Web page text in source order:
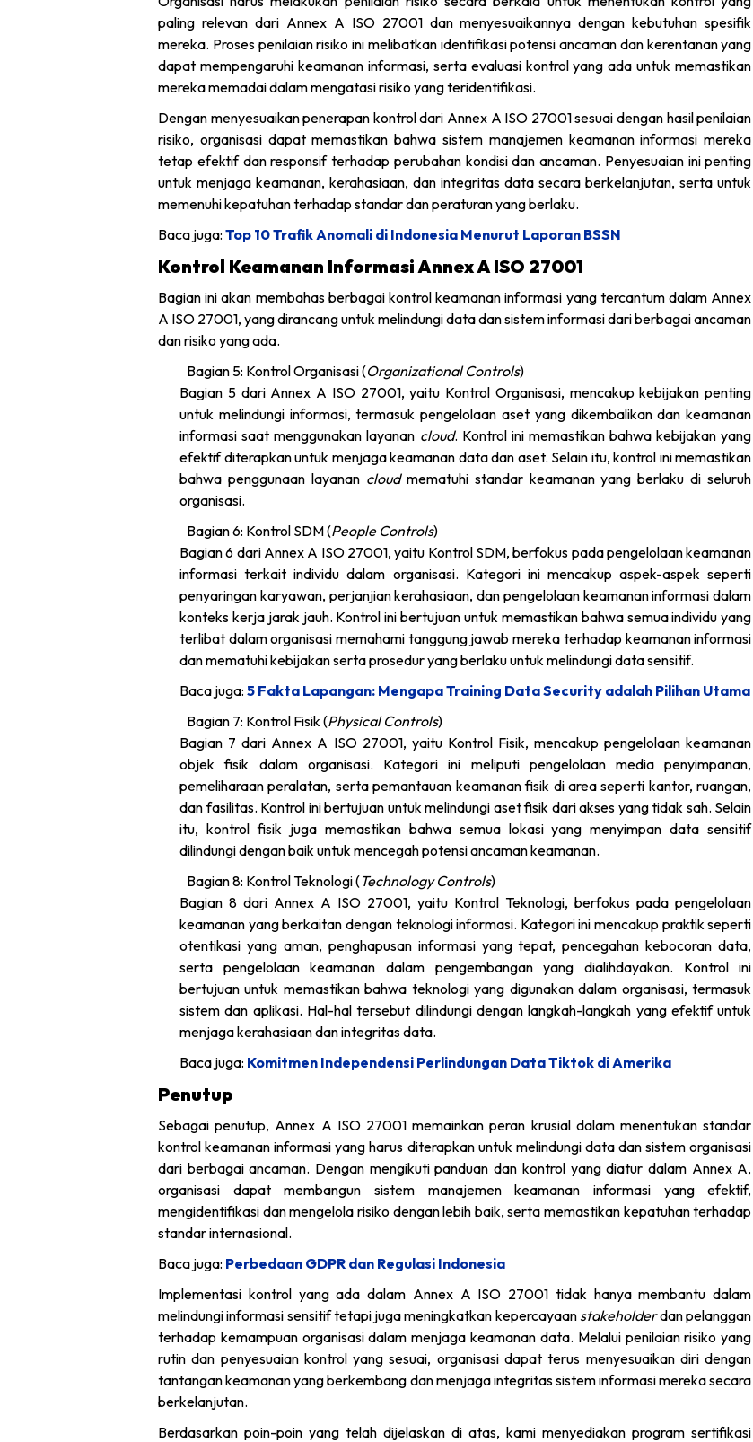
paling relevan dari Annex A ISO 27001 dan menyesuaikannya dengan kebutuhan spesifik
mereka. Proses penilaian risiko ini melibatkan identifikasi potensi ancaman dan kerentanan yang
dapat mempengaruhi keamanan informasi, serta evaluasi kontrol yang ada untuk memastikan
mereka memadai dalam mengatasi risiko yang teridentifikasi.
Dengan menyesuaikan penerapan kontrol dari Annex A ISO 27001 sesuai dengan hasil penilaian
risiko, organisasi dapat memastikan bahwa sistem manajemen keamanan informasi mereka
tetap efektif dan responsif terhadap perubahan kondisi dan ancaman. Penyesuaian ini penting
untuk menjaga keamanan, kerahasiaan, dan integritas data secara berkelanjutan, serta untuk
memenuhi kepatuhan terhadap standar dan peraturan yang berlaku.
Baca juga: Top 10 Trafik Anomali di Indonesia Menurut Laporan BSSN
Kontrol Keamanan Informasi Annex A ISO 27001
Bagian ini akan membahas berbagai kontrol keamanan informasi yang tercantum dalam Annex
A ISO 27001, yang dirancang untuk melindungi data dan sistem informasi dari berbagai ancaman
dan risiko yang ada.
Bagian 5: Kontrol Organisasi (Organizational Controls)
Bagian 5 dari Annex A ISO 27001, yaitu Kontrol Organisasi, mencakup kebijakan penting
untuk melindungi informasi, termasuk pengelolaan aset yang dikembalikan dan keamanan
informasi saat menggunakan layanan cloud. Kontrol ini memastikan bahwa kebijakan yang
efektif diterapkan untuk menjaga keamanan data dan aset. Selain itu, kontrol ini memastikan
bahwa penggunaan layanan cloud mematuhi standar keamanan yang berlaku di seluruh
organisasi.
Bagian 6: Kontrol SDM (People Controls)
Bagian 6 dari Annex A ISO 27001, yaitu Kontrol SDM, berfokus pada pengelolaan keamanan
informasi terkait individu dalam organisasi. Kategori ini mencakup aspek-aspek seperti
penyaringan karyawan, perjanjian kerahasiaan, dan pengelolaan keamanan informasi dalam
konteks kerja jarak jauh. Kontrol ini bertujuan untuk memastikan bahwa semua individu yang
terlibat dalam organisasi memahami tanggung jawab mereka terhadap keamanan informasi
dan mematuhi kebijakan serta prosedur yang berlaku untuk melindungi data sensitif.
Baca juga: 5 Fakta Lapangan: Mengapa Training Data Security adalah Pilihan Utama
Bagian 7: Kontrol Fisik (Physical Controls)
Bagian 7 dari Annex A ISO 27001, yaitu Kontrol Fisik, mencakup pengelolaan keamanan
objek fisik dalam organisasi. Kategori ini meliputi pengelolaan media penyimpanan,
pemeliharaan peralatan, serta pemantauan keamanan fisik di area seperti kantor, ruangan,
dan fasilitas. Kontrol ini bertujuan untuk melindungi aset fisik dari akses yang tidak sah. Selain
itu, kontrol fisik juga memastikan bahwa semua lokasi yang menyimpan data sensitif
dilindungi dengan baik untuk mencegah potensi ancaman keamanan.
Bagian 8: Kontrol Teknologi (Technology Controls)
Bagian 8 dari Annex A ISO 27001, yaitu Kontrol Teknologi, berfokus pada pengelolaan
keamanan yang berkaitan dengan teknologi informasi. Kategori ini mencakup praktik seperti
otentikasi yang aman, penghapusan informasi yang tepat, pencegahan kebocoran data,
serta pengelolaan keamanan dalam pengembangan yang dialihdayakan. Kontrol ini
bertujuan untuk memastikan bahwa teknologi yang digunakan dalam organisasi, termasuk
sistem dan aplikasi. Hal-hal tersebut dilindungi dengan langkah-langkah yang efektif untuk
menjaga kerahasiaan dan integritas data.
Baca juga: Komitmen Independensi Perlindungan Data Tiktok di Amerika
Penutup
Sebagai penutup, Annex A ISO 27001 memainkan peran krusial dalam menentukan standar
kontrol keamanan informasi yang harus diterapkan untuk melindungi data dan sistem organisasi
dari berbagai ancaman. Dengan mengikuti panduan dan kontrol yang diatur dalam Annex A,
organisasi dapat membangun sistem manajemen keamanan informasi yang efektif,
mengidentifikasi dan mengelola risiko dengan lebih baik, serta memastikan kepatuhan terhadap
standar internasional.
Baca juga: Perbedaan GDPR dan Regulasi Indonesia
Implementasi kontrol yang ada dalam Annex A ISO 27001 tidak hanya membantu dalam
melindungi informasi sensitif tetapi juga meningkatkan kepercayaanstakeholderdan pelanggan
terhadap kemampuan organisasi dalam menjaga keamanan data. Melalui penilaian risiko yang
rutin dan penyesuaian kontrol yang sesuai, organisasi dapat terus menyesuaikan diri dengan
tantangan keamanan yang berkembang dan menjaga integritas sistem informasi mereka secara
berkelanjutan.
Berdasarkan poin-poin yang telah dijelaskan di atas, kami menyediakan program sertifikasi